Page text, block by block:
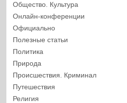
Общество. Культура
Онлайн-конференции
Официально
Полезные статьи
Политика
Природа
Происшествия. Криминал
Путешествия
Религия